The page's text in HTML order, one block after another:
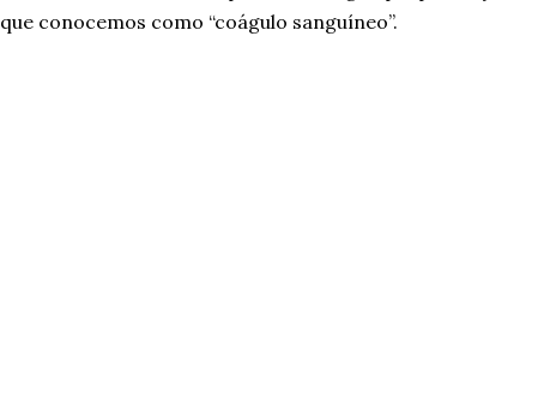
que conocemos como “coágulo sanguíneo”.